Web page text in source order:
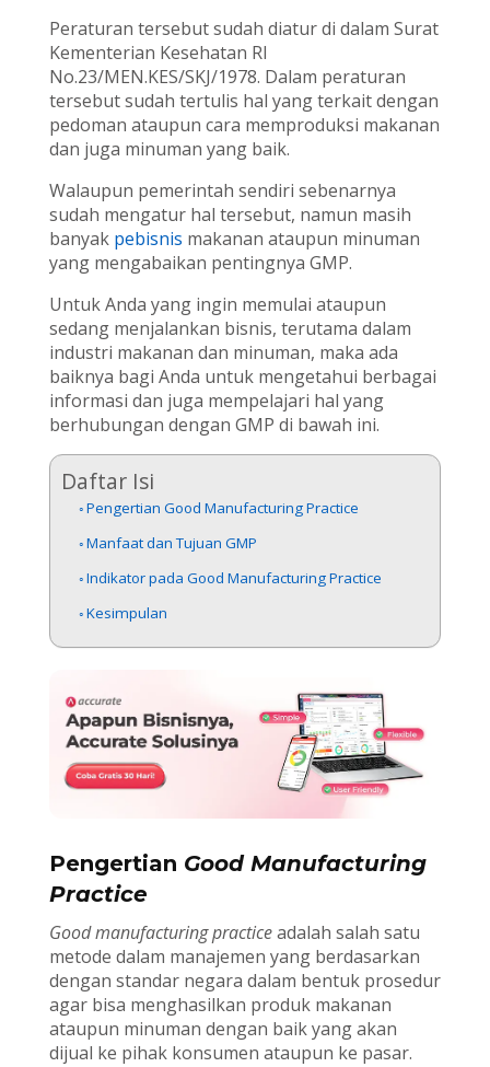
Peraturan tersebut sudah diatur di dalam Surat
Kementerian Kesehatan RI
No.23/MEN.KES/SKJ/1978. Dalam peraturan
tersebut sudah tertulis hal yang terkait dengan
pedoman ataupun cara memproduksi makanan
dan juga minuman yang baik.
Walaupun pemerintah sendiri sebenarnya
sudah mengatur hal tersebut, namun masih
banyak pebisnis makanan ataupun minuman
yang mengabaikan pentingnya GMP.
Untuk Anda yang ingin memulai ataupun
sedang menjalankan bisnis, terutama dalam
industri makanan dan minuman, maka ada
baiknya bagi Anda untuk mengetahui berbagai
informasi dan juga mempelajari hal yang
berhubungan dengan GMP di bawah ini.
Daftar Isi
Pengertian Good Manufacturing Practice
Manfaat dan Tujuan GMP
Indikator pada Good Manufacturing Practice
Kesimpulan
Pengertian Good Manufacturing
Practice
Good manufacturing practiceadalah salah satu
metode dalam manajemen yang berdasarkan
dengan standar negara dalam bentuk prosedur
agar bisa menghasilkan produk makanan
ataupun minuman dengan baik yang akan
dijual ke pihak konsumen ataupun ke pasar.